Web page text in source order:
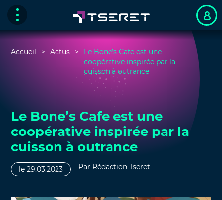
Accueil Actus
Le Bone’s Cafe est une
coopérative inspirée par la
cuisson à outrance
Le Bone’s Cafe est une
coopérative inspirée par la
cuisson à outrance
le 29.03.2023 Par Rédaction Tseret